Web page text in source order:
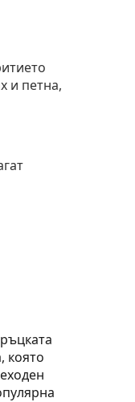
и петна,
която